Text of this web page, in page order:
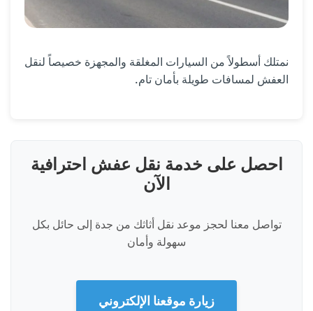
نمتلك أسطولاً من السيارات المغلقة والمجهزة خصيصاً لنقل
العفش لمسافات طويلة بأمان تام.
احصل على خدمة نقل عفش احترافية
الآن
تواصل معنا لحجز موعد نقل أثاثك من جدة إلى حائل بكل
سهولة وأمان
زيارة موقعنا الإلكتروني